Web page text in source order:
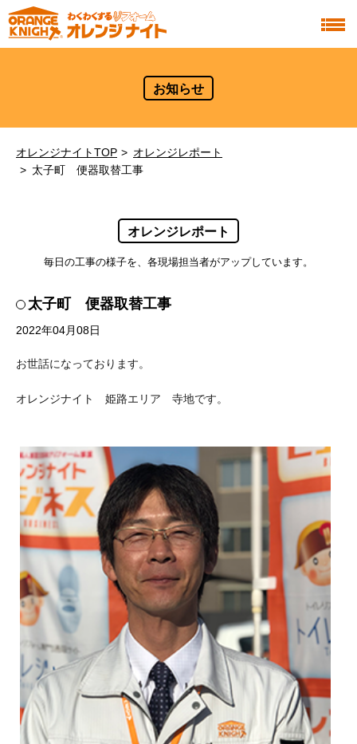
お知らせ
オレンジナイトTOP
オレンジレポート
太子町 便器取替工事
オレンジレポート
毎日の工事の様子を、各現場担当者がアップしています。
太子町 便器取替工事
2022年04月08日
お世話になっております。
オレンジナイト 姫路エリア 寺地です。